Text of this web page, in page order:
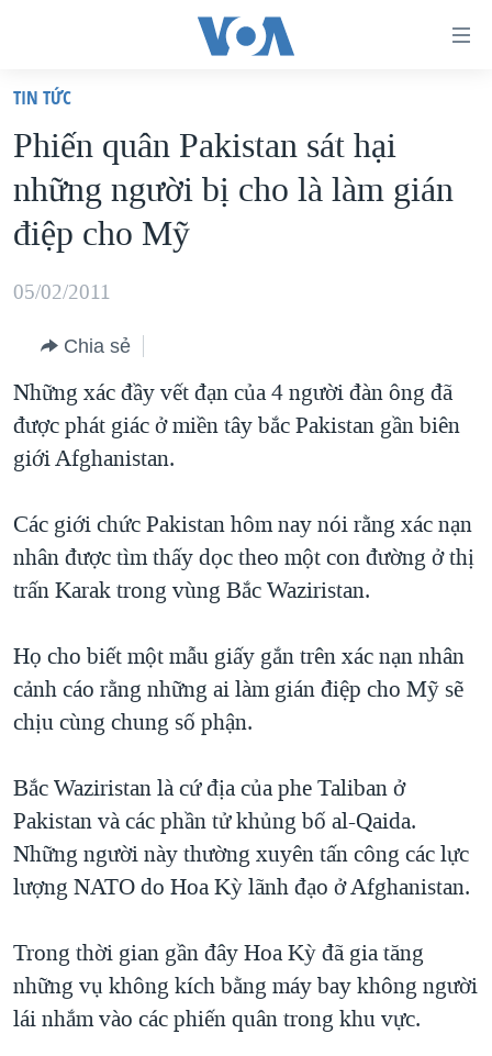
truy
cập
Tới
nội
chính
hướng
chính
Đi
"Tìm"
VIỆT NAM
HOA KỲ
BIỂN ĐÔNG
THẾ GIỚI
DIỄN ĐÀN
MỤC
TỰ DO BÁO CHÍ
VẠCH TRẦN TIN GIẢ
NGƯỜI VIỆT HẢI NGOẠI
ĐỜI SỐNG
KINH TẾ
VĂN HOÁ
GIÁO DỤC
CHUYÊN ĐỀ
CHIẾN TRANH THƯƠNG MẠI CỦA MỸ: QUÁ KHỨ VÀ HIỆN
HÀNH TRÌNH BẦU CỬ 2024
MỘT NĂM CHIẾN TRANH TẠI DẢI GAZA
NGÀY TỊ NẠN THẾ GIỚI
TRỊNH VĨNH BÌNH - NGƯỜI HẠ 'BÊN THẮNG CUỘC'
GROUND ZERO – XƯA VÀ NAY
CÁC GIÁ TRỊ CỘNG HÒA Ở VIỆT NAM
THƯỢNG ĐỈNH TRUMP-KIM TẠI VIỆT NAM
TRỊNH VĨNH BÌNH VS. CHÍNH PHỦ VIỆT NAM
BÊN KIA QUỐC LỘ: TIẾNG VỌNG TỪ NÔNG THÔN MỸ
QUAN HỆ VIỆT MỸ
HỌC TIẾNG ANH
VIDEO
NGHE
Ngôn ngữ khác
TIN TỨC
Phiến quân Pakistan sát hại
những người bị cho là làm gián
điệp cho Mỹ
05/02/2011
Chia sẻ
Những xác đầy vết đạn của 4 người đàn ông đã
được phát giác ở miền tây bắc Pakistan gần biên
giới Afghanistan.
Các giới chức Pakistan hôm nay nói rằng xác nạn
nhân được tìm thấy dọc theo một con đường ở thị
trấn Karak trong vùng Bắc Waziristan.
Họ cho biết một mẫu giấy gắn trên xác nạn nhân
cảnh cáo rằng những ai làm gián điệp cho Mỹ sẽ
chịu cùng chung số phận.
Bắc Waziristan là cứ địa của phe Taliban ở
Pakistan và các phần tử khủng bố al-Qaida.
Những người này thường xuyên tấn công các lực
lượng NATO do Hoa Kỳ lãnh đạo ở Afghanistan.
Trong thời gian gần đây Hoa Kỳ đã gia tăng
những vụ không kích bằng máy bay không người
lái nhắm vào các phiến quân trong khu vực.